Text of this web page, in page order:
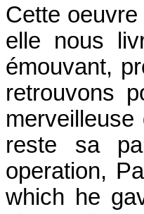
Cette
elle nous
émouvant,
retrouvons
reste sa
operation,
which he